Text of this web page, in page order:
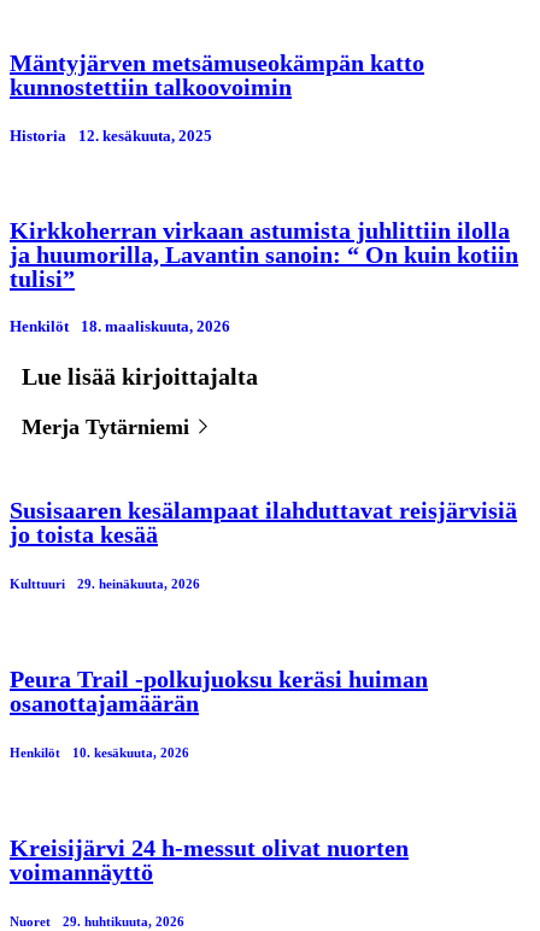
Mäntyjärven metsämuseokämpän katto
kunnostettiin talkoovoimin
Historia 12. kesäkuuta, 2025
Kirkkoherran virkaan astumista juhlittiin ilolla
ja huumorilla, Lavantin sanoin: “ On kuin kotiin
tulisi”
Henkilöt 18. maaliskuuta, 2026
Lue lisää kirjoittajalta
Merja Tytärniemi
Susisaaren kesälampaat ilahduttavat reisjärvisiä
jo toista kesää
Kulttuuri 29. heinäkuuta, 2026
Peura Trail -polkujuoksu keräsi huiman
osanottajamäärän
Henkilöt 10. kesäkuuta, 2026
Kreisijärvi 24 h-messut olivat nuorten
voimannäyttö
Nuoret 29. huhtikuuta, 2026